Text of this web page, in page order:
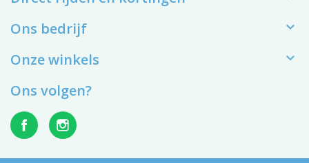
Ons bedrijf 
Onze winkels 
Ons volgen?